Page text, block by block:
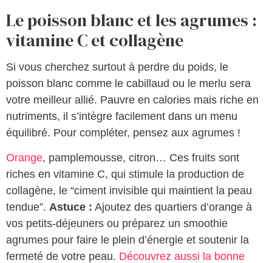
Le poisson blanc et les agrumes :
vitamine C et collagène
Si vous cherchez surtout à perdre du poids, le
poisson blanc comme le cabillaud ou le merlu sera
votre meilleur allié. Pauvre en calories mais riche en
nutriments, il s’intègre facilement dans un menu
équilibré. Pour compléter, pensez aux agrumes !
Orange, pamplemousse, citron… Ces fruits sont
riches en vitamine C, qui stimule la production de
collagène, le “ciment invisible qui maintient la peau
tendue”. Astuce : Ajoutez des quartiers d’orange à
vos petits-déjeuners ou préparez un smoothie
agrumes pour faire le plein d’énergie et soutenir la
fermeté de votre peau. Découvrez aussi la bonne